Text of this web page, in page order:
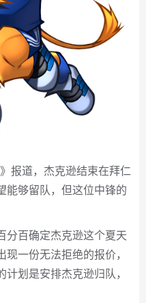
报道，杰克逊结束在拜仁
能够留队，但这位中锋的
分百确定杰克逊这个夏天
一份无法拒绝的报价，
划是安排杰克逊归队，